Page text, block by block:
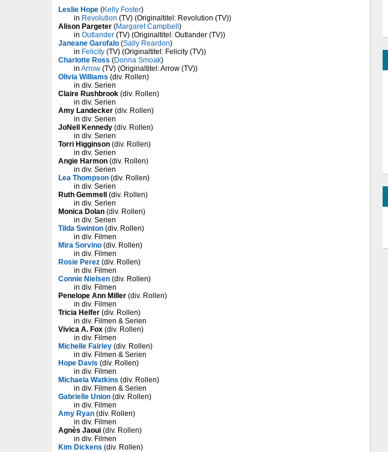
Leslie Hope (Kelly Foster)
in Revolution (TV) (Originaltitel: Revolution (TV))
Alison Pargeter (Margaret Campbell)
in Outlander (TV) (Originaltitel: Outlander (TV))
Janeane Garofalo (Sally Reardon)
in Felicity (TV) (Originaltitel: Felicity (TV))
Charlotte Ross (Donna Smoak)
in Arrow (TV) (Originaltitel: Arrow (TV))
Olivia Williams (div. Rollen)
in div. Serien
Claire Rushbrook (div. Rollen)
in div. Serien
Amy Landecker (div. Rollen)
in div. Serien
JoNell Kennedy (div. Rollen)
in div. Serien
Torri Higginson (div. Rollen)
in div. Serien
Angie Harmon (div. Rollen)
in div. Serien
Lea Thompson (div. Rollen)
in div. Serien
Ruth Gemmell (div. Rollen)
in div. Serien
Monica Dolan (div. Rollen)
in div. Serien
Tilda Swinton (div. Rollen)
in div. Filmen
Mira Sorvino (div. Rollen)
in div. Filmen
Rosie Perez (div. Rollen)
in div. Filmen
Connie Nielsen (div. Rollen)
in div. Filmen
Penelope Ann Miller (div. Rollen)
in div. Filmen
Tricia Helfer (div. Rollen)
in div. Filmen & Serien
Vivica A. Fox (div. Rollen)
in div. Filmen
Michelle Fairley (div. Rollen)
in div. Filmen & Serien
Hope Davis (div. Rollen)
in div. Filmen
Michaela Watkins (div. Rollen)
in div. Filmen & Serien
Gabrielle Union (div. Rollen)
in div. Filmen
Amy Ryan (div. Rollen)
in div. Filmen
Agnès Jaoui (div. Rollen)
in div. Filmen
Kim Dickens (div. Rollen)